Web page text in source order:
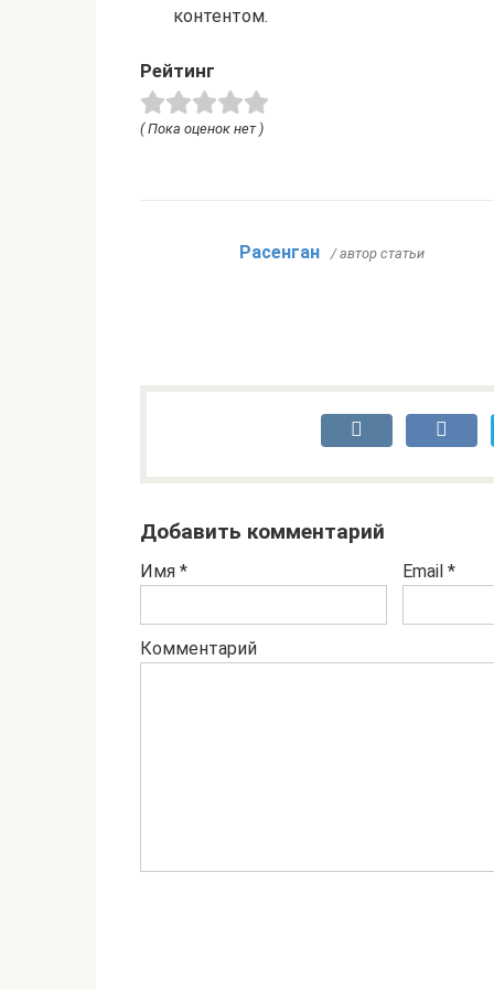
контентом.
Рейтинг
( Пока оценок нет )
Расенган / автор статьи
Добавить комментарий
Имя * Email *
Комментарий